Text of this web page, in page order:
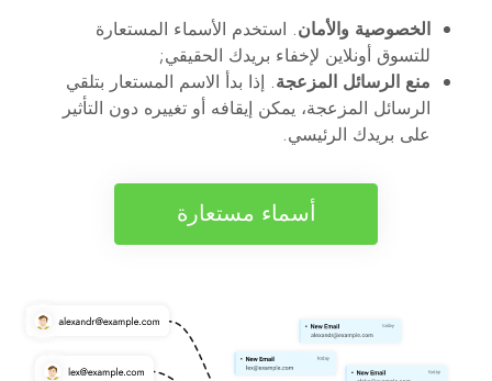
الخصوصية والأمان. استخدم الأسماء المستعارة
للتسوق أونلاين لإخفاء بريدك الحقيقي;
منع الرسائل المزعجة. إذا بدأ الاسم المستعار بتلقي
الرسائل المزعجة، يمكن إيقافه أو تغييره دون التأثير
على بريدك الرئيسي.
أسماء مستعارة